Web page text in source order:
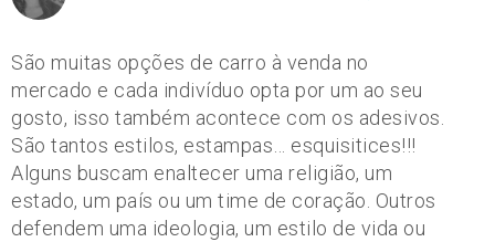
São muitas opções de carro à venda no
mercado e cada indivíduo opta por um ao seu
gosto, isso também acontece com os adesivos.
São tantos estilos, estampas… esquisitices!!!
Alguns buscam enaltecer uma religião, um
estado, um país ou um time de coração. Outros
defendem uma ideologia, um estilo de vida ou